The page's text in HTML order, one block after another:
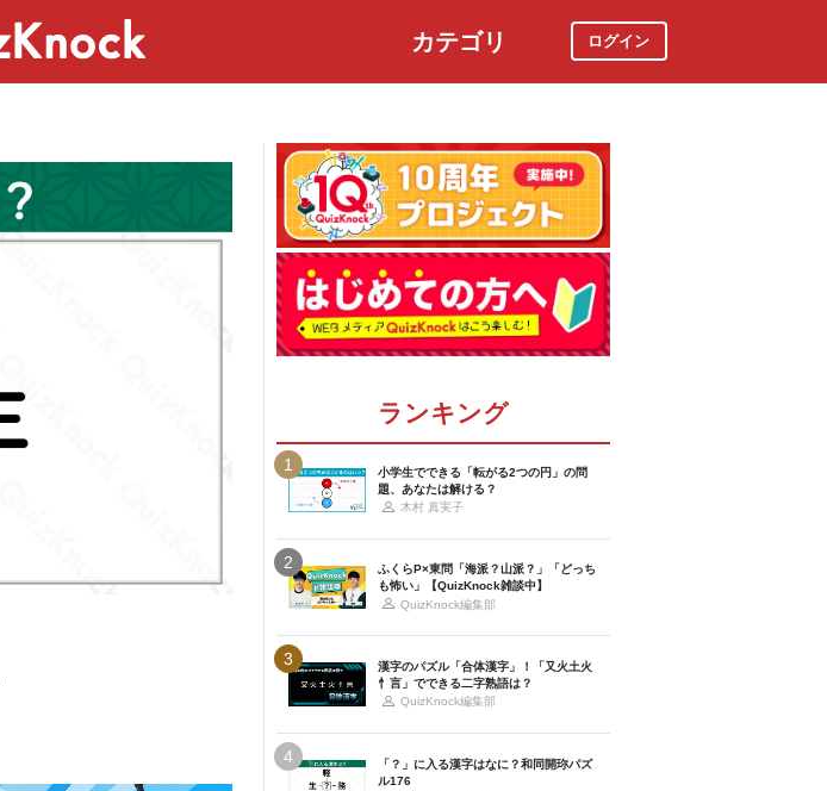
カテゴリ ログイン
ランキング
1
小学生でできる「転がる2つの円」の問
題、あなたは解ける？
木村 真実子
2
ふくらP×東問「海派？山派？」「どっち
も怖い」【QuizKnock雑談中】
QuizKnock編集部
3
漢字のパズル「合体漢字」！「又火土火
忄言」でできる二字熟語は？
QuizKnock編集部
4
「？」に入る漢字はなに？和同開珎パズ
ル176